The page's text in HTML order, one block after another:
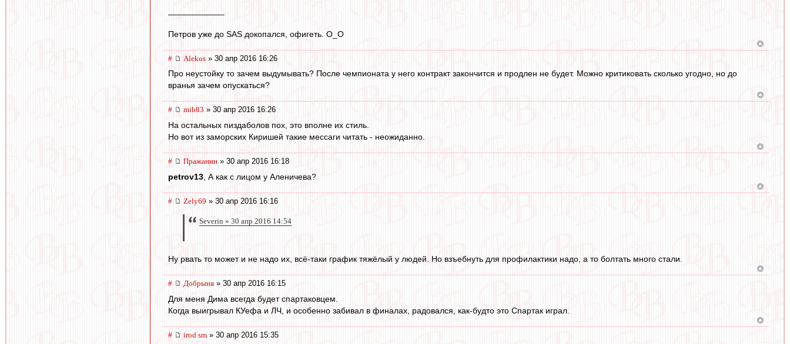
Петров уже до SAS докопался, офигеть. O_O
# Alekos » 30 апр 2016 16:26
Про неустойку то зачем выдумывать? После чемпионата у него контракт закончится и продлен не будет. Можно критиковать сколько угодно, но до
вранья зачем опускаться?
# mib83 » 30 апр 2016 16:26
На остальных пиздаболов пох, это вполне их стиль.
Но вот из заморских Киришей такие мессаги читать - неожиданно.
# Пражанин » 30 апр 2016 16:18
petrov13 , А как с лицом у Аленичева?
# Zely69 » 30 апр 2016 16:16
Severin » 30 апр 2016 14:54
Ну рвать то может и не надо их, всё-таки график тяжёлый у людей. Но взъебнуть для профилактики надо, а то болтать много стали.
# Добрыня » 30 апр 2016 16:15
Для меня Дима всегда будет спартаковцем.
Когда выигрывал КУефа и ЛЧ, и особенно забивал в финалах, радовался, как-будто это Спартак играл.
# irod sm » 30 апр 2016 15:35